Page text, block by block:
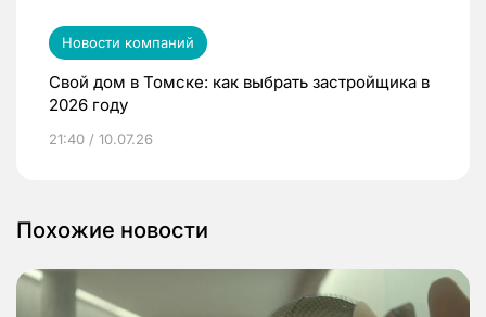
Новости компаний
Свой дом в Томске: как выбрать застройщика в
2026 году
21:40 / 10.07.26
Похожие новости